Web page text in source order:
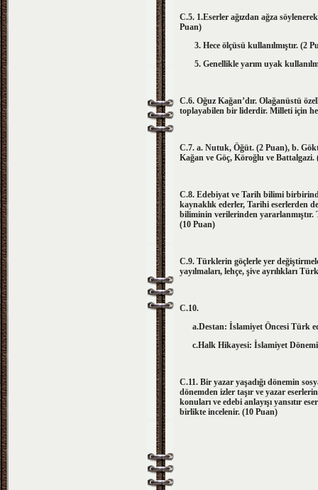
C.5. 1.Eserler ağızdan ağza
Puan)
3. Hece ölçüsü
5. Genellikle yarım uyak
C.6. Oğuz Kağan’dır. Olağanüstü
toplayabilen bir liderdir. Milleti için
C.7. a. Nutuk, Öğüt. (2 Puan), b.
Kağan ve Göç, Köroğlu ve Battalgazi.
C.8. Edebiyat ve Tarih bilimi
kaynaklık ederler, Tarihi eserlerden
biliminin verilerinden yararlanmıştır.
(10 Puan)
C.9. Türklerin göçlerle yer
yayılmaları, lehçe, şive ayrılıkları
C.10.
a.Destan: İslamiyet Öncesi
c.Halk Hikayesi: İslamiyet
C.11. Bir yazar yaşadığı dönemin
dönemden izler taşır ve yazar
konuları ve edebi anlayışı yansıtır
birlikte incelenir. (10 Puan)